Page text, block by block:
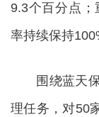
9.3个百分点
率持续保持
围绕蓝天保
理任务，对50